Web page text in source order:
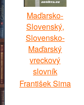
Maďarsko-
Slovenský,
Slovensko-
Maďarský
vreckový
slovník
František Sima